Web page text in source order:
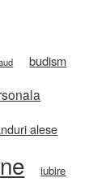
budism
alese
iubire